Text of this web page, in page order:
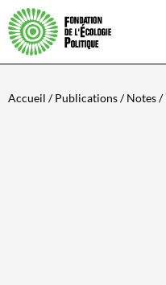
Accueil /Publications/Notes/